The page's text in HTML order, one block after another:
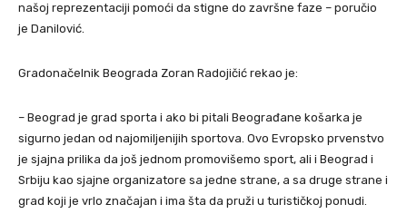
našoj reprezentaciji pomoći da stigne do završne faze – poručio
je Danilović.
Gradonačelnik Beograda Zoran Radojičić rekao je:
– Beograd je grad sporta i ako bi pitali Beograđane košarka je
sigurno jedan od najomiljenijih sportova. Ovo Evropsko prvenstvo
je sjajna prilika da još jednom promovišemo sport, ali i Beograd i
Srbiju kao sjajne organizatore sa jedne strane, a sa druge strane i
grad koji je vrlo značajan i ima šta da pruži u turističkoj ponudi.